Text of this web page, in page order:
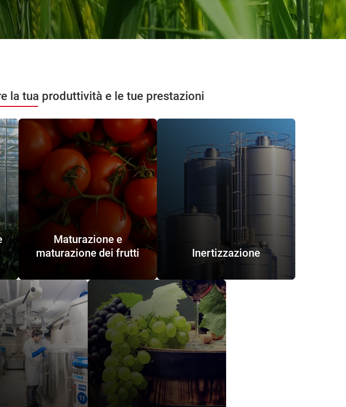
la tua produttività e le tue prestazioni
Maturazione e
maturazione dei frutti
Inertizzazione